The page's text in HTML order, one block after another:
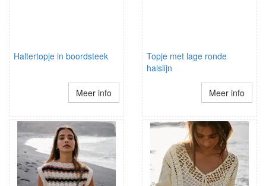
Haltertopje in boordsteek
Meer info
Topje met lage ronde
halslijn
Meer info